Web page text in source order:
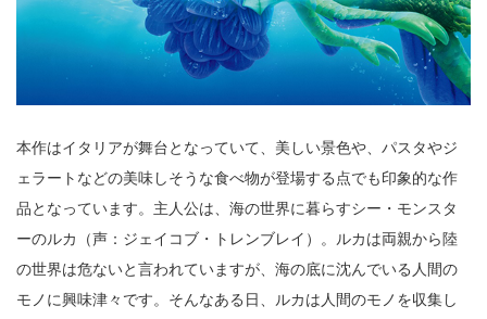
本作はイタリアが舞台となっていて、美しい景色や、パスタやジ
ェラートなどの美味しそうな食べ物が登場する点でも印象的な作
品となっています。主人公は、海の世界に暮らすシー・モンスタ
ーのルカ（声：ジェイコブ・トレンブレイ）。ルカは両親から陸
の世界は危ないと言われていますが、海の底に沈んでいる人間の
モノに興味津々です。そんなある日、ルカは人間のモノを収集し